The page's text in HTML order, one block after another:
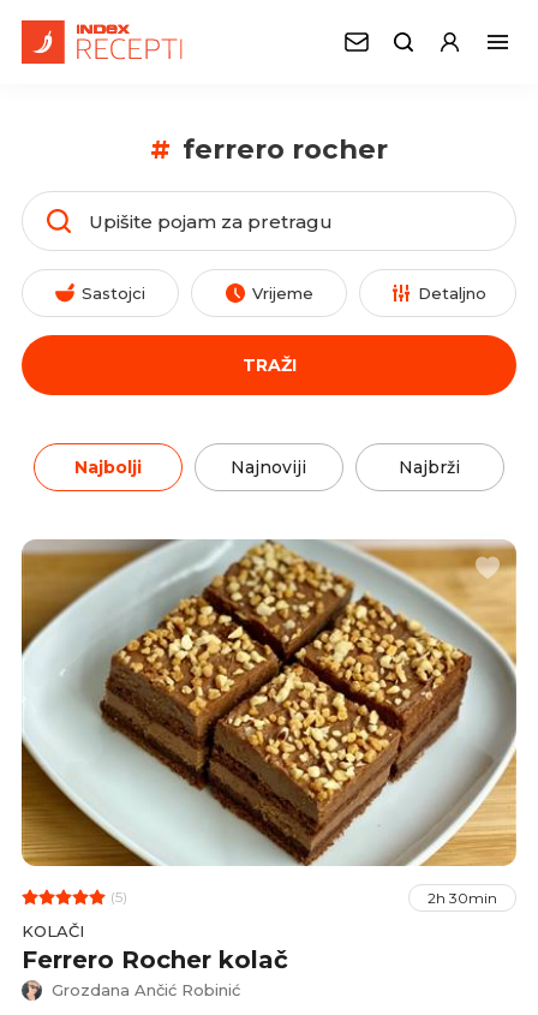
# ferrero rocher
Sastojci Vrijeme Detaljno
TRAŽI
Najbolji Najnoviji Najbrži
(5) 2h 30min
KOLAČI
Ferrero Rocher kolač
Grozdana Ančić Robinić